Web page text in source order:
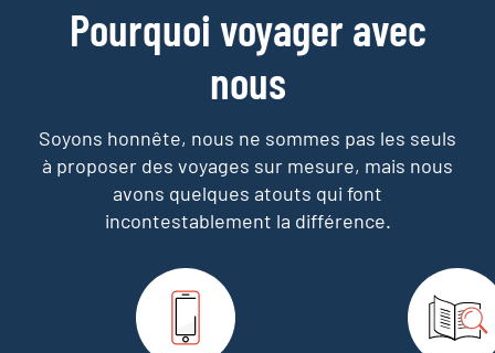
Pourquoi voyager avec
nous
Soyons honnête, nous ne sommes pas les seuls
à proposer des voyages sur mesure, mais nous
avons quelques atouts qui font
incontestablement la différence.